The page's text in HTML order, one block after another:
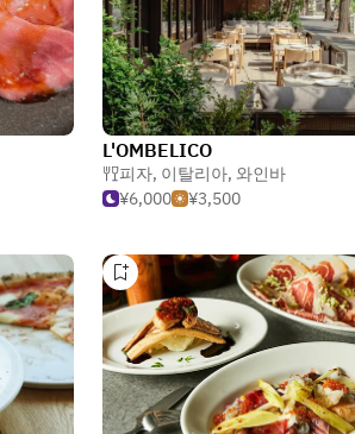
L'OMBELICO
피자, 이탈리아, 와인바
¥6,000
¥3,500